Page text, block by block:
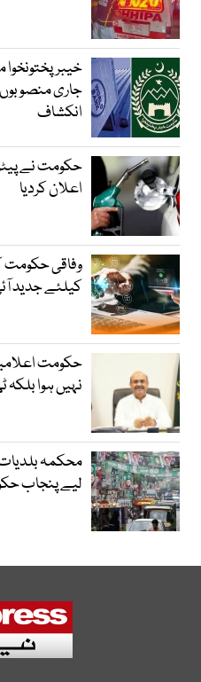
جاری
انکشاف
حکومت نے
اعلان کردیا
وفاقی حکومت
کیلئے جدید
حکومت
نہیں ہوا
محکمہ
لیے پنجاب